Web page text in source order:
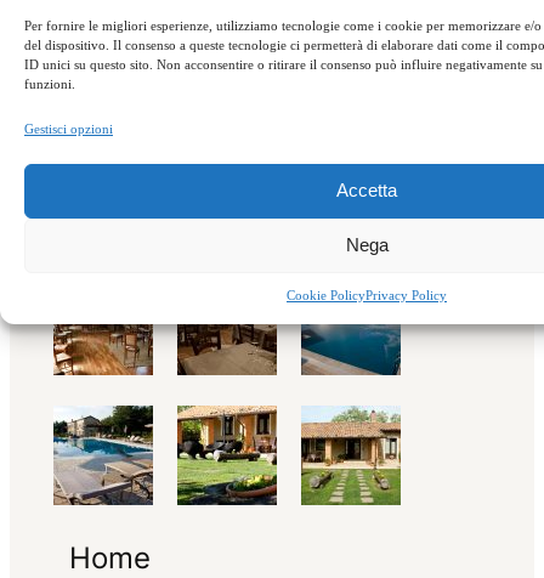
Per fornire le migliori esperienze, utilizziamo tecnologie come i cookie per memorizzare e/
del dispositivo. Il consenso a queste tecnologie ci permetterà di elaborare dati come il
ID unici su questo sito. Non acconsentire o ritirare il consenso può influire negativamente
funzioni.
Gestisci opzioni
Accetta
Nega
Cookie PolicyPrivacy Policy
Località Polso – 88049,
Home